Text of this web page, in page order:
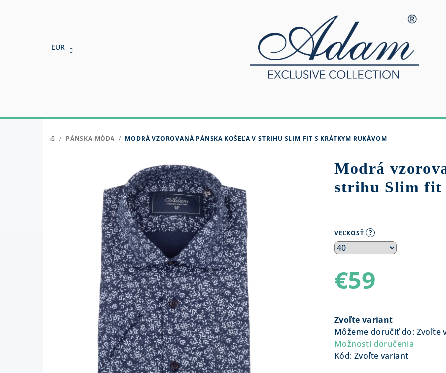
EUR
DOMOV
/ PÁNSKA MÓDA / MODRÁ VZOROVANÁ PÁNSKA KOŠEĽA V STRIHU SLIM FIT S KRÁTKYM RUKÁVOM
Modrá
strihu Slim fit
VEĽKOSŤ ?
€59
cena:
Zvoľte variant
Môžeme doručiť do: Zvoľte
Možnosti doručenia
Kód: Zvoľte variant